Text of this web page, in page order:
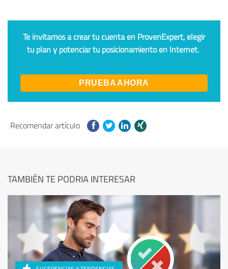
Te invitamos a crear tu cuenta en ProvenExpert, elegir
tu plan y potenciar tu posicionamiento en Internet.
PRUEBA AHORA
Recomendar artículo
TAMBIÉN TE PODRIA INTERESAR